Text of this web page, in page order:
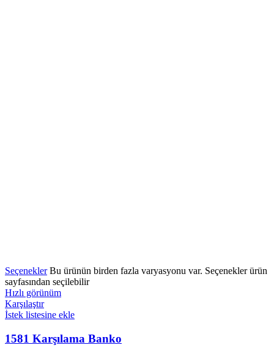
Seçenekler Bu ürünün birden fazla varyasyonu var. Seçenekler ürün
sayfasından seçilebilir
Hızlı görünüm
Karşılaştır
İstek listesine ekle
1581 Karşılama Banko